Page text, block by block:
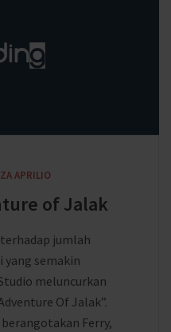
APRILIO
of Jalak
jumlah
yang semakin
meluncurkan
Of Jalak”.
Ferry,